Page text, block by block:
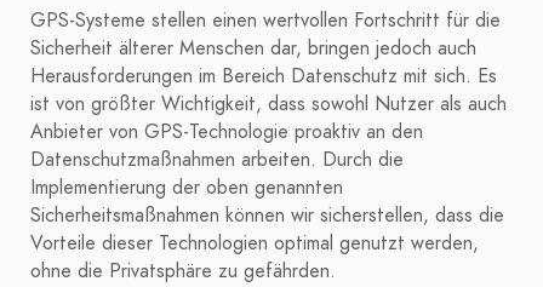
GPS-Systeme stellen einen wertvollen Fortschritt für die
Sicherheit älterer Menschen dar, bringen jedoch auch
Herausforderungen im Bereich Datenschutz mit sich. Es
ist von größter Wichtigkeit, dass sowohl Nutzer als auch
Anbieter von GPS-Technologie proaktiv an den
Datenschutzmaßnahmen arbeiten. Durch die
Implementierung der oben genannten
Sicherheitsmaßnahmen können wir sicherstellen, dass die
Vorteile dieser Technologien optimal genutzt werden,
ohne die Privatsphäre zu gefährden.